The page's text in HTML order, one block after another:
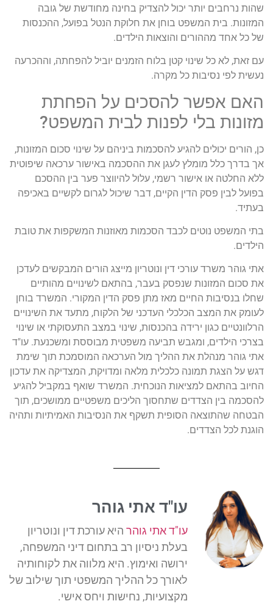
שהות נרחבים יותר יכול להצדיק בחינה מחודשת של גובה
המזונות. בית המשפט בוחן את חלוקת הנטל בפועל, ההכנסות
של כל אחד מההורים והוצאות הילדים.
עם זאת, לא כל שינוי קטן בלוח הזמנים יוביל להפחתה, וההכרעה
נעשית לפי נסיבות כל מקרה.
האם אפשר להסכים על הפחתת
מזונות בלי לפנות לבית המשפט?
כן, הורים יכולים להגיע להסכמות ביניהם על שינוי סכום המזונות,
אך בדרך כלל מומלץ לעגן את ההסכמה באישור ערכאה שיפוטית
ללא החלטה או אישור רשמי, עלול להיווצר פער בין ההסכם
בפועל לבין פסק הדין הקיים, דבר שיכול לגרום לקשיים באכיפה
בעתיד.
בתי המשפט נוטים לכבד הסכמות מאוזנות המשקפות את טובת
הילדים.
אתי גוהר משרד עורכי דין ונוטריון מייצג הורים המבקשים לעדכן
את סכום המזונות שנפסק בעבר, בהתאם לשינויים מהותיים
שחלו בנסיבות החיים מאז מתן פסק הדין המקורי. המשרד בוחן
לעומק את המצב הכלכלי העדכני של הלקוח, מתעד את השינויים
הרלוונטיים כגון ירידה בהכנסות, שינוי במצב התעסוקתי או שינוי
בצרכי הילדים, ומגבש תביעה משפטית מבוססת ומשכנעת. עו"ד
אתי גוהר מנהלת את ההליך מול הערכאה המוסמכת תוך שימת
דגש על הצגת תמונה כלכלית מלאה ומדויקת, המצדיקה את עדכון
החיוב בהתאם למציאות הנוכחית. המשרד שואף במקביל להגיע
להסכמה בין הצדדים שתחסוך הליכים משפטיים ממושכים, תוך
הבטחה שהתוצאה הסופית תשקף את הנסיבות האמיתיות ותהיה
הוגנת לכל הצדדים.
עו"ד אתי גוהר
עו"ד אתי גוהר היא עורכת דין ונוטריון
בעלת ניסיון רב בתחום דיני המשפחה,
ירושה ואימוץ. היא מלווה את לקוחותיה
לאורך כל ההליך המשפטי תוך שילוב של
מקצועיות, נחישות ויחס אישי.